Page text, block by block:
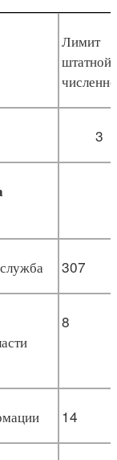
Лимит
штатной
3
307
8
14